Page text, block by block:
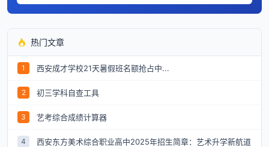
热门文章
1 西安成才学校21天暑假班名额抢占中...
2 初三学科自查工具
3 艺考综合成绩计算器
4 西安东方美术综合职业高中2025年招生简章：艺术升学新航道